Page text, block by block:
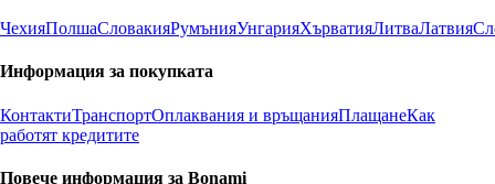
ЧехияПолшаСловакияРумънияУнгарияХърватияЛитваЛатвия
Информация за покупката
КонтактиТранспортОплаквания и връщанияПлащанеКак
работят кредитите
Повече информация за Bonami